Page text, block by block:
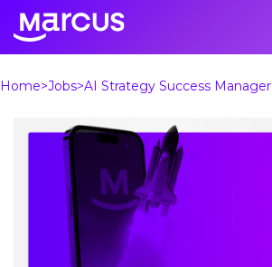
Home Jobs AI Strategy Success Manager